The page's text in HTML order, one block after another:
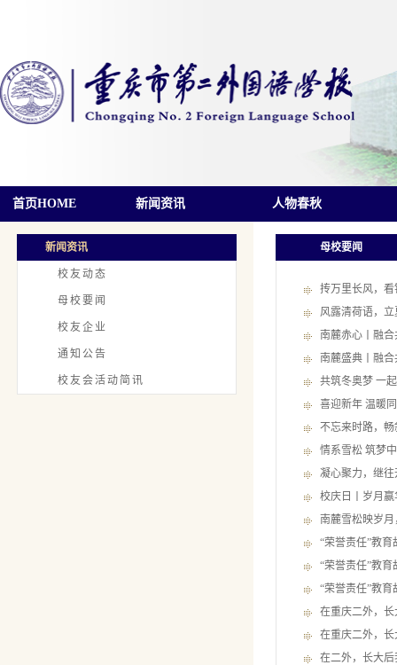
首页HOME 新闻资讯 人物春秋
新闻资讯
校友动态
母校要闻
校友企业
通知公告
校友会活动简讯
母校要闻
抟万里长风，
风露清荷语，
南麓赤心丨融
南麓盛典丨融
共筑冬奥梦 一
喜迎新年 温暖
不忘来时路，
情系雪松 筑梦
凝心聚力，继
校庆日丨岁月
南麓雪松映岁
“荣誉责任”教
“荣誉责任”教
“荣誉责任”教
在重庆二外，
在重庆二外，
在二外，长大